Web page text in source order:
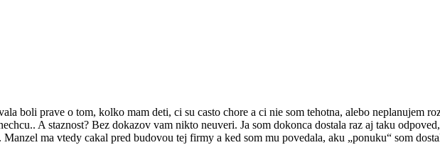
boli prave o tom, kolko mam deti, ci su casto chore a ci nie som tehotna, alebo neplanujem
A staznost? Bez dokazov vam nikto neuveri. Ja som dokonca dostala raz aj taku
ma vtedy cakal pred budovou tej firmy a ked som mu povedala, aku „ponuku“ som